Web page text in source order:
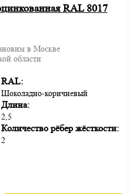
RAL 8017
в Москве
области
RAL:
Шоколадно-коричневый
Длина:
2,5
Количество рёбер жёсткости:
2